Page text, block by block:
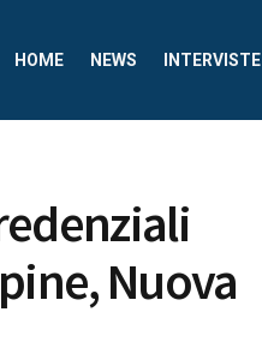
HOME NEWS INTERVISTE
Nuova